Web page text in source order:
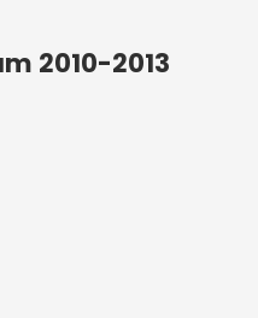
2010-2013